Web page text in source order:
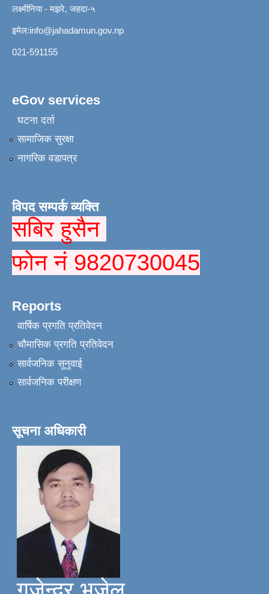
लक्ष्मीनिया - मझरे, जहदा-५
इमेल:info@jahadamun.gov.np
021-591155
eGov services
घटना दर्ता
सामाजिक सुरक्षा
नागरिक वडापत्र
विपद सम्पर्क व्यक्ति
सबिर हुसैन
फोन नं 9820730045
Reports
वार्षिक प्रगति प्रतिवेदन
चौमासिक प्रगति प्रतिवेदन
सार्वजनिक सुनुवाई
सार्वजनिक परीक्षण
सूचना अधिकारी